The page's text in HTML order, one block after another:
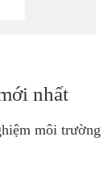
nhất
môi trường